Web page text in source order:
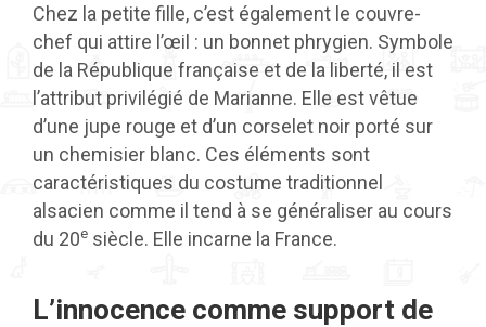
Chez la petite fille, c’est également le couvre-
chef qui attire l’œil : un bonnet phrygien. Symbole
de la République française et de la liberté, il est
l’attribut privilégié de Marianne. Elle est vêtue
d’une jupe rouge et d’un corselet noir porté sur
un chemisier blanc. Ces éléments sont
caractéristiques du costume traditionnel
alsacien comme il tend à se généraliser au cours
du 20e siècle. Elle incarne la France.
L’innocence comme support de